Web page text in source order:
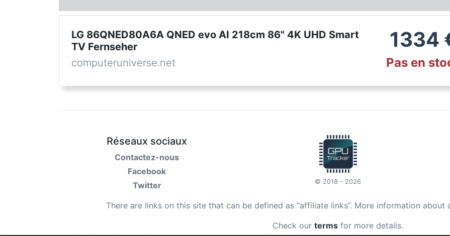
LG 86QNED80A6A QNED evo AI 218cm 86" 4K UHD Smart
TV Fernseher
computeruniverse.net
1334
Pas en
Réseaux sociaux
Contactez-nous
Facebook
Twitter
© 2018 - 2026
There are links on this site that can be defined as “affiliate links”. More information
Check our terms for more details.